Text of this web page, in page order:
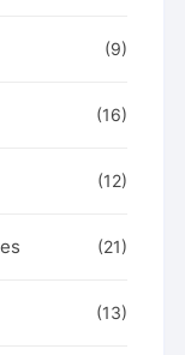
(9)
(16)
(12)
(21)
(13)